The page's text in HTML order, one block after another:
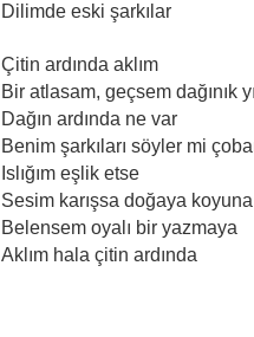
Dilimde eski şarkılar
Çitin ardında aklım
Bir atlasam, geçsem dağınık
Dağın ardında ne var
Benim şarkıları söyler mi
Islığım eşlik etse
Sesim karışsa doğaya
Belensem oyalı bir yazmaya
Aklım hala çitin ardında